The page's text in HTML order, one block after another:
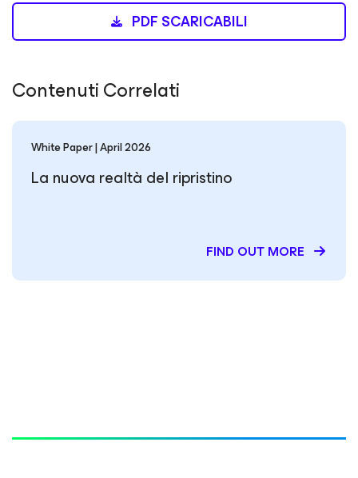
PDF SCARICABILI
Contenuti Correlati
White Paper | April 2026
La nuova realtà del ripristino
FIND OUT MORE